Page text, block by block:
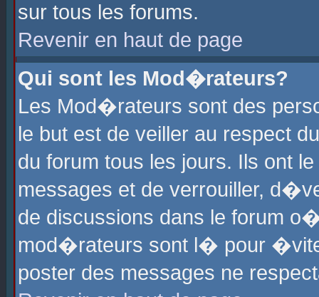
sur tous les forums.
Revenir en haut de page
Qui sont les Mod�rateurs?
Les Mod�rateurs sont des
le but est de veiller au respect
du forum tous les jours. Ils ont
messages et de verrouiller,
de discussions dans le forum
mod�rateurs sont l� pour
poster des messages ne